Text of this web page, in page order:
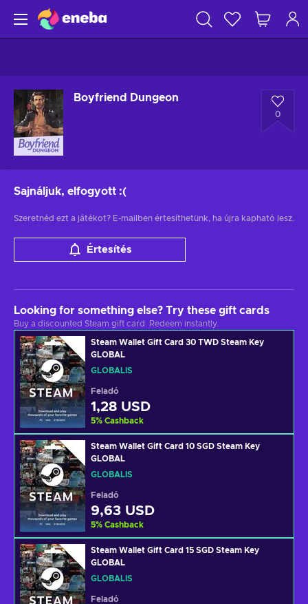
Boyfriend Dungeon
0
Sajnáljuk, elfogyott :(
Szeretnéd ezt a játékot? E-mailben értesíthetünk, ha újra kapható lesz.
Értesítés
Looking for something else? Try these gift cards
Buy a discounted Steam gift card. Redeem instantly.
Steam Wallet Gift Card 30 TWD Steam Key
GLOBAL
GLOBÁLIS
Feladó
1,28 USD
5% Cashback
Steam Wallet Gift Card 10 SGD Steam Key
GLOBAL
GLOBÁLIS
Feladó
9,63 USD
5% Cashback
Steam Wallet Gift Card 15 SGD Steam Key
GLOBAL
GLOBÁLIS
Feladó